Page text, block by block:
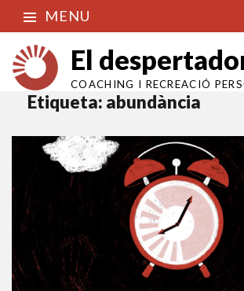
MENU
El
COACHING I RECREACIÓ
Etiqueta: abundància